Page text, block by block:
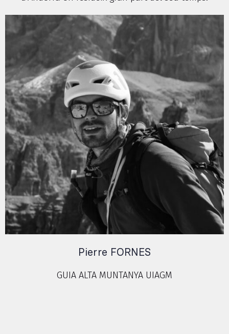
Pierre FORNES
GUIA ALTA MUNTANYA UIAGM